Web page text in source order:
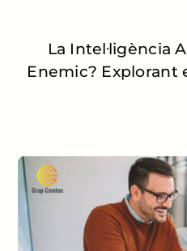
La Intel·ligència
Enemic? Explorant